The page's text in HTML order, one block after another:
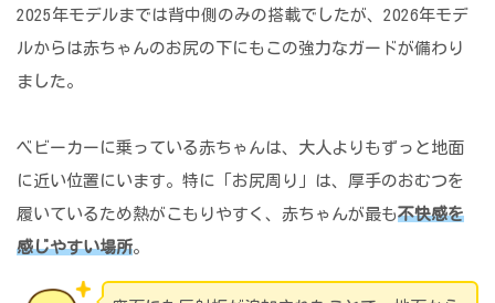
2025年モデルまでは背中側のみの搭載でしたが、2026年モデ
ルからは赤ちゃんのお尻の下にもこの強力なガードが備わり
ました。
ベビーカーに乗っている赤ちゃんは、大人よりもずっと地面
に近い位置にいます。特に「お尻周り」は、厚手のおむつを
履いているため熱がこもりやすく、赤ちゃんが最も不快感を
感じやすい場所。